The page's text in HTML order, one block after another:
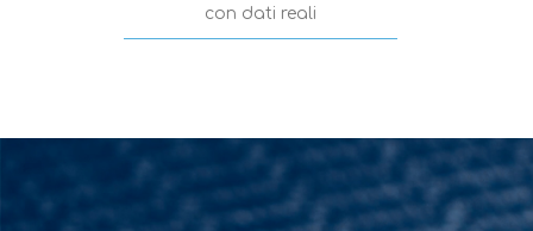
con dati reali